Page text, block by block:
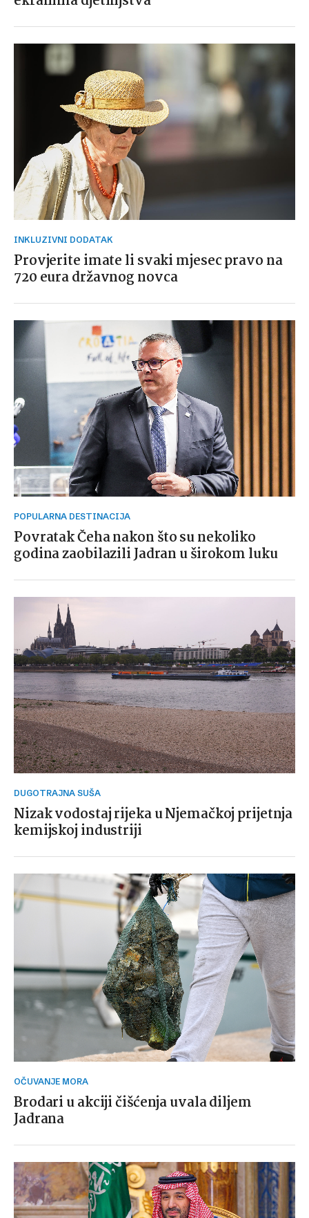
INKLUZIVNI DODATAK
Provjerite imate li svaki mjesec pravo na
720 eura državnog novca
POPULARNA DESTINACIJA
Povratak Čeha nakon što su nekoliko
godina zaobilazili Jadran u širokom luku
DUGOTRAJNA SUŠA
Nizak vodostaj rijeka u Njemačkoj prijetnja
kemijskoj industriji
OČUVANJE MORA
Brodari u akciji čišćenja uvala diljem
Jadrana